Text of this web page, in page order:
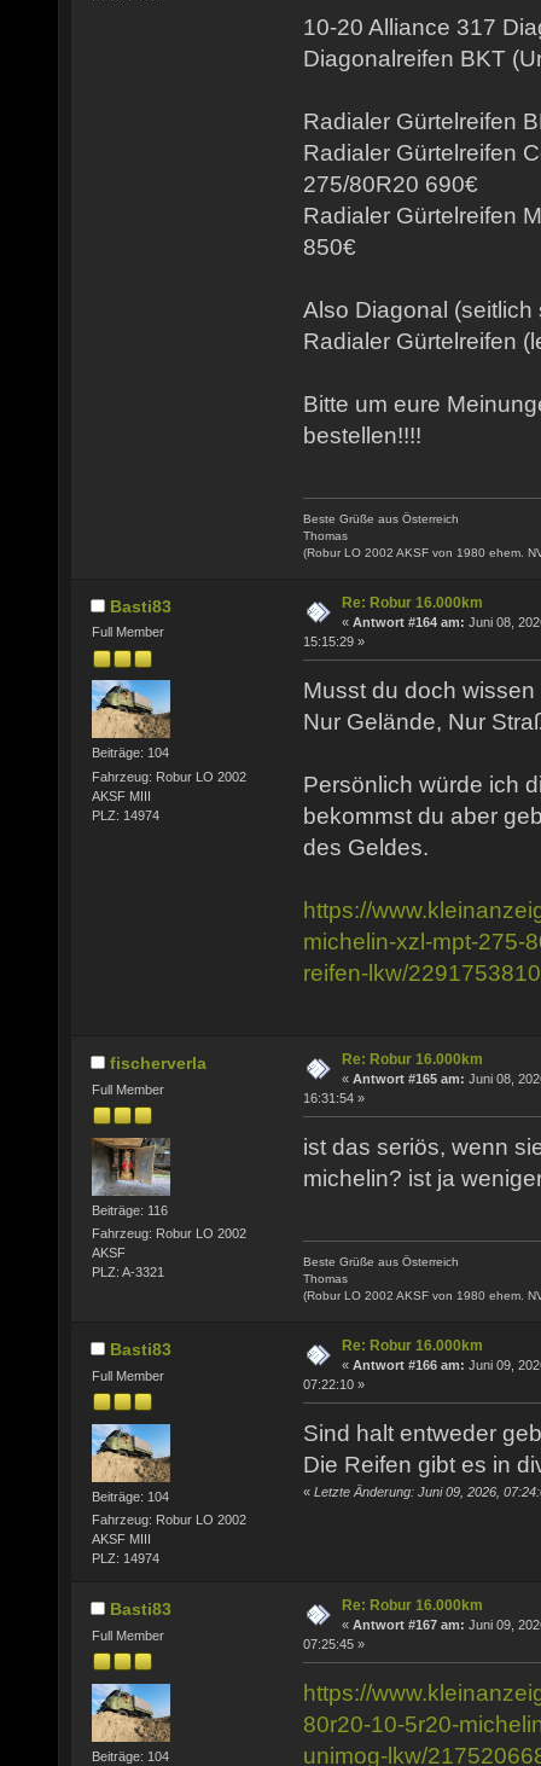
10-20 Alliance 317
Diagonalreifen BKT
Radialer Gürtelreifen
Radialer Gürtelreifen
275/80R20 690€
Radialer Gürtelreifen
850€
Also Diagonal
Radialer Gürtelreifen
Bitte um eure
bestellen!!!!
Beste Grüße aus Österreich
Thomas
(Robur LO 2002 AKSF von 1980 ehem.
Basti83
Full Member
Beiträge: 104
Fahrzeug: Robur LO 2002
AKSF MIII
PLZ: 14974
Re: Robur 16.000km
« Antwort #164 am: Juni 08,
15:15:29 »
Musst du doch
Nur Gelände, Nur
Persönlich würde ich
bekommst du aber
des Geldes.
https://
michelin-xzl-mpt-275-
reifen-lkw/
fischerverla
Full Member
Beiträge: 116
Fahrzeug: Robur LO 2002
AKSF
PLZ: A-3321
Re: Robur 16.000km
« Antwort #165 am: Juni 08,
16:31:54 »
ist das seriös, wenn
michelin? ist ja
Beste Grüße aus Österreich
Thomas
(Robur LO 2002 AKSF von 1980 ehem.
Basti83
Full Member
Beiträge: 104
Fahrzeug: Robur LO 2002
AKSF MIII
PLZ: 14974
Re: Robur 16.000km
« Antwort #166 am: Juni 09,
07:22:10 »
Sind halt entweder
Die Reifen gibt es in
« Letzte Änderung: Juni 09, 2026,
Basti83
Full Member
Beiträge: 104
Re: Robur 16.000km
« Antwort #167 am: Juni 09,
07:25:45 »
https://
80r20-10-5r20-
unimog-lkw/